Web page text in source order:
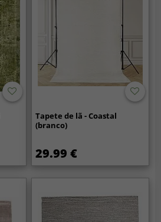
Tapete de lã - Coastal
(branco)
29.99 €